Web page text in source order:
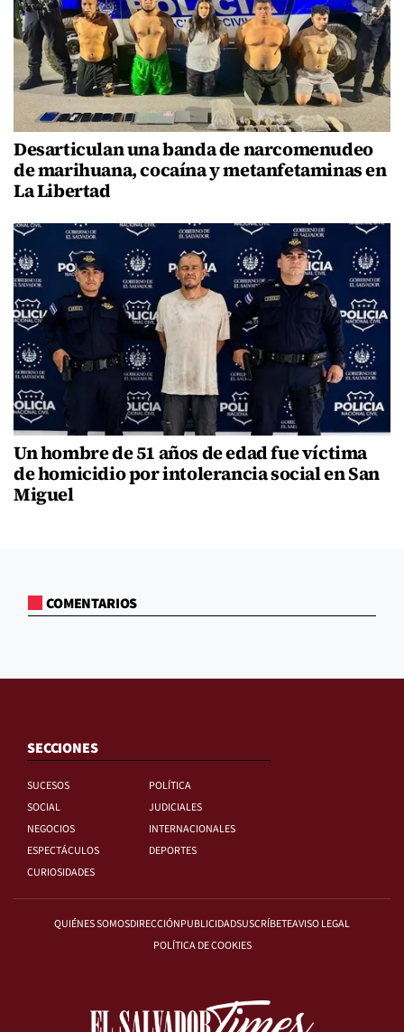
Desarticulan una banda de narcomenudeo
de marihuana, cocaína y metanfetaminas en
La Libertad
Un hombre de 51 años de edad fue víctima
de homicidio por intolerancia social en San
Miguel
COMENTARIOS
SECCIONES
SUCESOS
POLÍTICA
SOCIAL
JUDICIALES
NEGOCIOS
INTERNACIONALES
ESPECTÁCULOS
DEPORTES
CURIOSIDADES
QUIÉNES SOMOSDIRECCIÓNPUBLICIDADSUSCRÍBETEAVISO LEGAL
POLÍTICA DE COOKIES